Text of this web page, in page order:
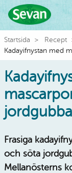
Startsida
Recept
Kadayifnystan med
Frasiga
och söta
Mellanösterns